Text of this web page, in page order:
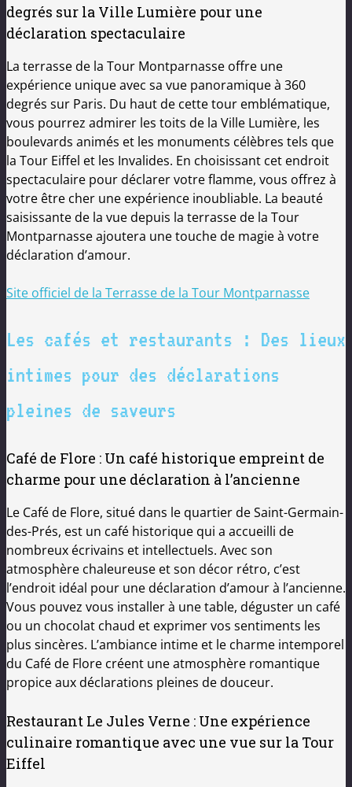
degrés sur la Ville Lumière pour une
déclaration spectaculaire
La terrasse de la Tour Montparnasse offre une
expérience unique avec sa vue panoramique à 360
degrés sur Paris. Du haut de cette tour emblématique,
vous pourrez admirer les toits de la Ville Lumière, les
boulevards animés et les monuments célèbres tels que
la Tour Eiffel et les Invalides. En choisissant cet endroit
spectaculaire pour déclarer votre flamme, vous offrez à
votre être cher une expérience inoubliable. La beauté
saisissante de la vue depuis la terrasse de la Tour
Montparnasse ajoutera une touche de magie à votre
déclaration d’amour.
Site officiel de la Terrasse de la Tour Montparnasse
Les cafés et restaurants : Des lieux
intimes pour des déclarations
pleines de saveurs
Café de Flore : Un café historique empreint de
charme pour une déclaration à l’ancienne
Le Café de Flore, situé dans le quartier de Saint-Germain-
des-Prés, est un café historique qui a accueilli de
nombreux écrivains et intellectuels. Avec son
atmosphère chaleureuse et son décor rétro, c’est
l’endroit idéal pour une déclaration d’amour à l’ancienne.
Vous pouvez vous installer à une table, déguster un café
ou un chocolat chaud et exprimer vos sentiments les
plus sincères. L’ambiance intime et le charme intemporel
du Café de Flore créent une atmosphère romantique
propice aux déclarations pleines de douceur.
Restaurant Le Jules Verne : Une expérience
culinaire romantique avec une vue sur la Tour
Eiffel